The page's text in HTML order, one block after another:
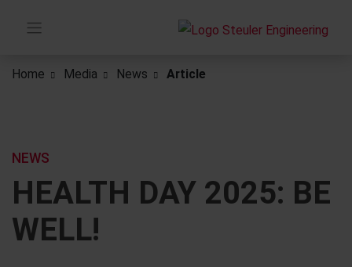
Home Media News Article
HEALTH DAY 2025: BE
WELL!
NEWS